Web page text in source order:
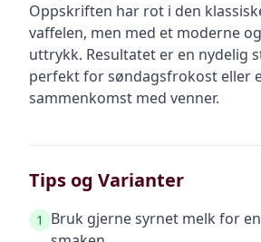
Oppskriften har rot i den
vaffelen, men med et moderne
uttrykk. Resultatet er en nydelig
perfekt for søndagsfrokost eller
sammenkomst med venner.
Tips og Varianter
1
Bruk gjerne syrnet melk for